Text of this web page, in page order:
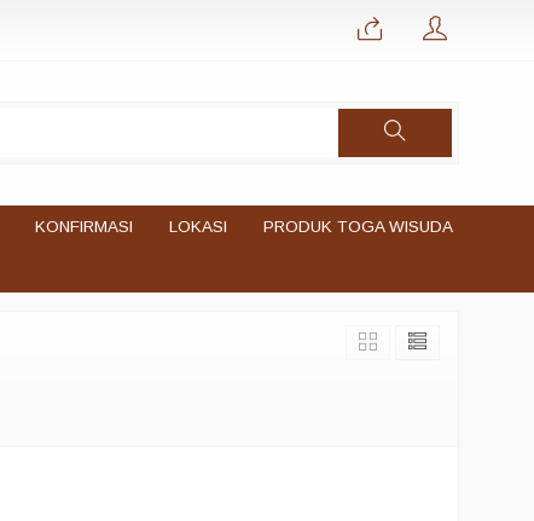
KONFIRMASI LOKASI PRODUK TOGA WISUDA